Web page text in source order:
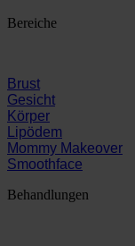
Bereiche
Brust
Gesicht
Körper
Lipödem
Mommy Makeover
Smoothface
Behandlungen